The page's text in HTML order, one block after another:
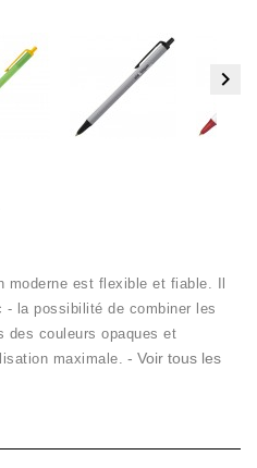

moderne est flexible et fiable. Il
la possibilité de combiner les
des couleurs opaques et
maximale. - Voir tous les